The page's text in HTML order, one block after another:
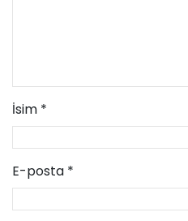
İsim *
E-posta *